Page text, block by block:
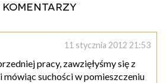
komentarzy
11 stycznia 2012 21:53
pracy, zawzięłyśmy się z
mówiąc suchości w pomieszczeniu